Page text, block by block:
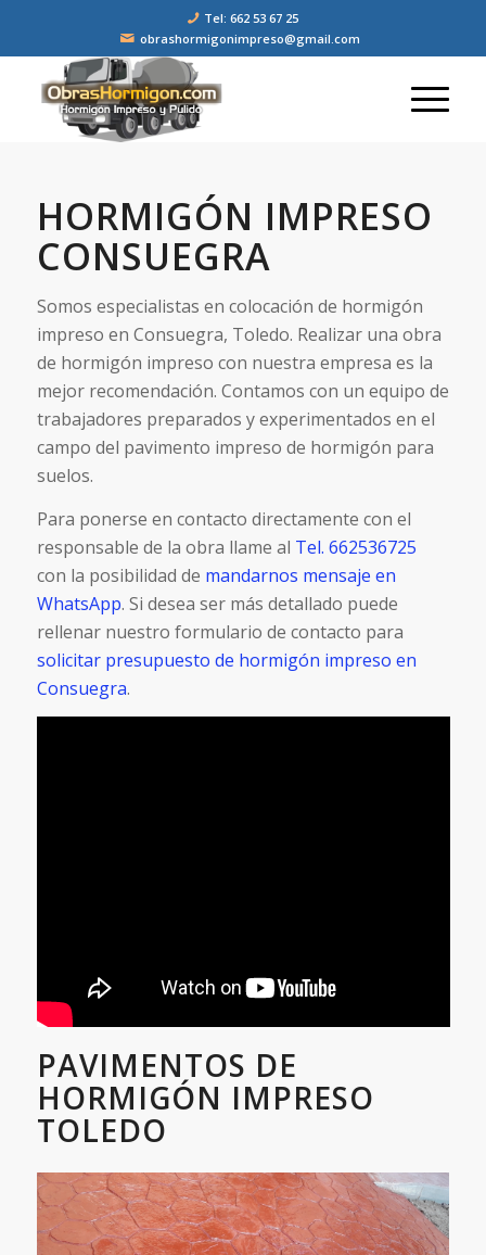
Tel: 662 53 67 25
obrashormigonimpreso@gmail.com
HORMIGÓN IMPRESO
CONSUEGRA
Somos especialistas en colocación de hormigón
impreso en Consuegra, Toledo. Realizar una obra
de hormigón impreso con nuestra empresa es la
mejor recomendación. Contamos con un equipo de
trabajadores preparados y experimentados en el
campo del pavimento impreso de hormigón para
suelos.
Para ponerse en contacto directamente con el
responsable de la obra llame al Tel. 662536725
con la posibilidad de mandarnos mensaje en
WhatsApp. Si desea ser más detallado puede
rellenar nuestro formulario de contacto para
solicitar presupuesto de hormigón impreso en
Consuegra.
PAVIMENTOS DE
HORMIGÓN IMPRESO
TOLEDO